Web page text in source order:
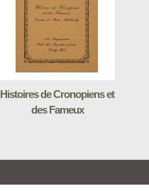
Histoires de Cronopiens et
des Fameux